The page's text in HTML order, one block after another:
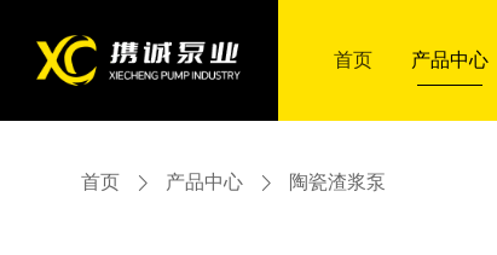
首页 产品中心
产品中心
解决方案
智慧携诚
合作服务
走进携诚
联系我们
首页 产品中心
产品中心
解决方案
智慧携诚
合作服务
走进携诚
联系我们
首页 产品中心 陶瓷渣浆泵